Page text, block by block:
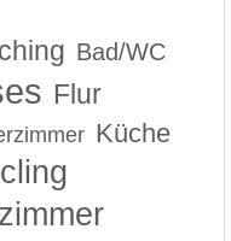
Bad/WC
Flur
Küche